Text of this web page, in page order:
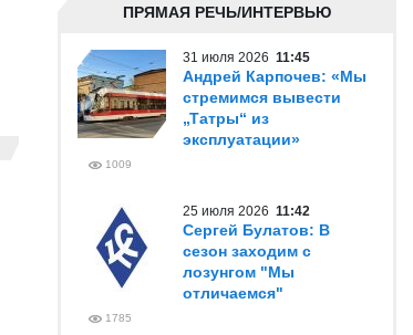
ПРЯМАЯ РЕЧЬ/ИНТЕРВЬЮ
31 июля 2026 11:45
Андрей Карпочев: «Мы
стремимся вывести
„Татры“ из
эксплуатации»
1009
25 июля 2026 11:42
Сергей Булатов: В
сезон заходим с
лозунгом "Мы
отличаемся"
1785